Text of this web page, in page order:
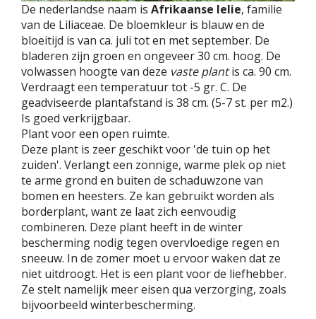
De nederlandse naam is Afrikaanse lelie, familie
van de Liliaceae. De bloemkleur is blauw en de
bloeitijd is van ca. juli tot en met september. De
bladeren zijn groen en ongeveer 30 cm. hoog. De
volwassen hoogte van deze vaste plantis ca. 90 cm.
Verdraagt een temperatuur tot -5 gr. C. De
geadviseerde plantafstand is 38 cm. (5-7 st. per m2.)
Is goed verkrijgbaar.
Plant voor een open ruimte.
Deze plant is zeer geschikt voor 'de tuin op het
zuiden'. Verlangt een zonnige, warme plek op niet
te arme grond en buiten de schaduwzone van
bomen en heesters. Ze kan gebruikt worden als
borderplant, want ze laat zich eenvoudig
combineren. Deze plant heeft in de winter
bescherming nodig tegen overvloedige regen en
sneeuw. In de zomer moet u ervoor waken dat ze
niet uitdroogt. Het is een plant voor de liefhebber.
Ze stelt namelijk meer eisen qua verzorging, zoals
bijvoorbeeld winterbescherming.